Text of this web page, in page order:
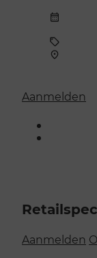
Aanmelden
Aanmelden